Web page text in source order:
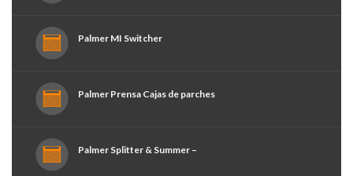
Palmer MI Switcher
Palmer Prensa Cajas de parches
Palmer Splitter & Summer –